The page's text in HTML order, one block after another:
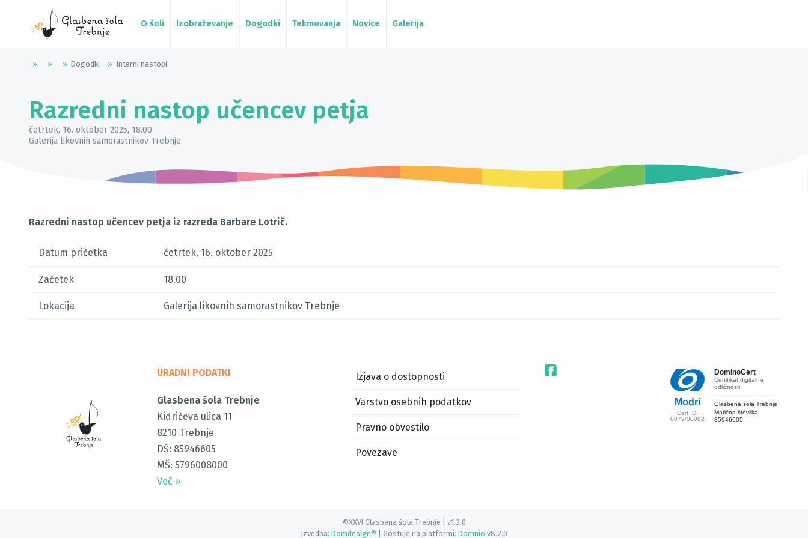
O šoli Izobraževanje Dogodki Tekmovanja Novice Galerija
» » » Dogodki » Interni nastopi
Razredni nastop učencev petja
četrtek, 16. oktober 2025, 18.00
Galerija likovnih samorastnikov Trebnje
Razredni nastop učencev petja iz razreda Barbare Lotrič.
Datum pričetka četrtek, 16. oktober 2025
Začetek 18.00
Lokacija Galerija likovnih samorastnikov Trebnje
URADNI PODATKI
Glasbena šola Trebnje
Kidričeva ulica 11
8210 Trebnje
DŠ: 85946605
MŠ: 5796008000
Več »
Izjava o dostopnosti
Varstvo osebnih podatkov
Pravno obvestilo
Povezave
Modri
Cert ID:
0079/00082
DominoCert
Certifikat digitalne
odličnosti
Glasbena šola Trebnje
Matična številka:
85946605
©XXVI Glasbena šola Trebnje | v1.3.0
Izvedba: Domdesign® | Gostuje na platformi: Domnio v8.2.0